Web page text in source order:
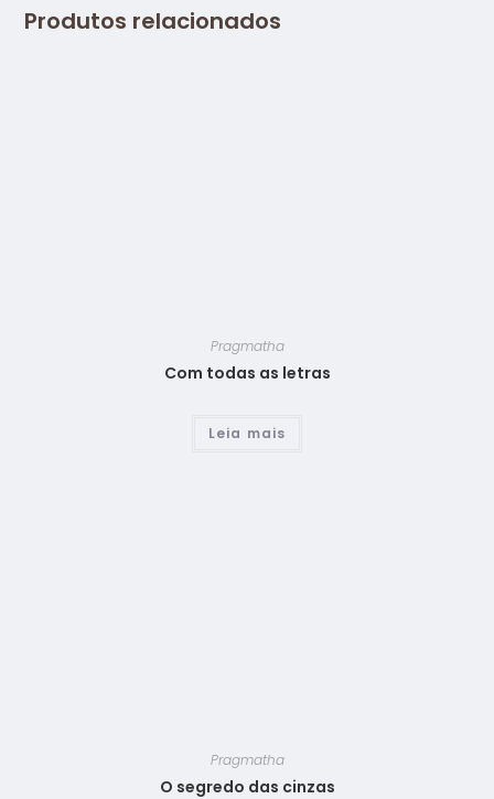
Produtos relacionados
Pragmatha
Com todas as letras
Leia mais
Pragmatha
O segredo das cinzas